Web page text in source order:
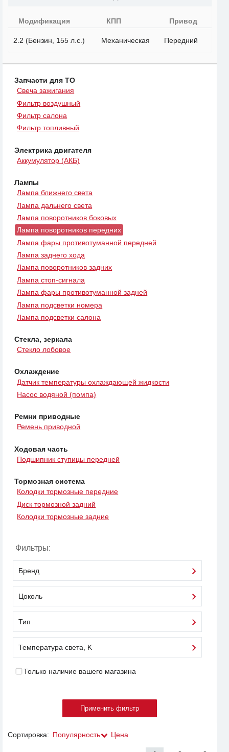
Модификация КПП Привод
2.2 (Бензин, 155 л.с.) Механическая Передний
Запчасти для ТО
Свеча зажигания
Фильтр воздушный
Фильтр салона
Фильтр топливный
Электрика двигателя
Аккумулятор (АКБ)
Лампы
Лампа ближнего света
Лампа дальнего света
Лампа поворотников боковых
Лампа поворотников передних
Лампа фары противотуманной передней
Лампа заднего хода
Лампа поворотников задних
Лампа стоп-сигнала
Лампа фары противотуманной задней
Лампа подсветки номера
Лампа подсветки салона
Стекла, зеркала
Стекло лобовое
Охлаждение
Датчик температуры охлаждающей жидкости
Насос водяной (помпа)
Ремни приводные
Ремень приводной
Ходовая часть
Подшипник ступицы передней
Тормозная система
Колодки тормозные передние
Диск тормозной задний
Колодки тормозные задние
Фильтры:
Бренд
Цоколь
Тип
Температура света, K
Только наличие вашего магазина
Сортировка: Популярность Цена